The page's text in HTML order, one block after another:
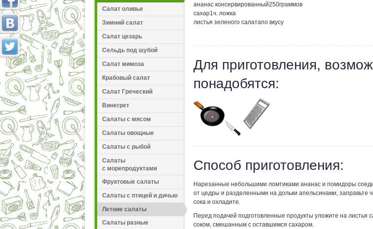
Салат оливье
Зимний салат
Салат цезарь
Сельдь под шубой
Салат мимоза
Крабовый салат
Салат Греческий
Винегрет
Салаты с мясом
Салаты овощные
Салаты с рыбой
Салаты
с морепродуктами
Фруктовые салаты
Салаты с птицей и дичью
Летние салаты
Салаты разные
ананас консервированный250граммов
сахар1ч. ложка
листья зеленого салатапо вкусу
Для приготовления,
понадобятся:
Способ приготовления:
Нарезанные небольшими ломтиками ананас и помидоры
от цедры и разделенными на дольки апельсинами, заправьте
сока и охладите.
Перед подачей подготовленные продукты уложите на листья
соком, смешанным с оставшимся сахаром.